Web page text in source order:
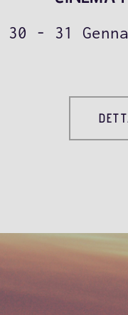
- 31